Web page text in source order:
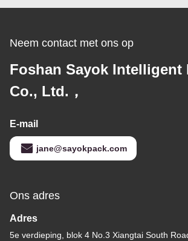
Neem contact met ons op
Foshan Sayok Intelligent
Co., Ltd.，
E-mail
jane@sayokpack.com
Ons adres
Adres
5e verdieping, blok 4 No.3 Xiangtai South